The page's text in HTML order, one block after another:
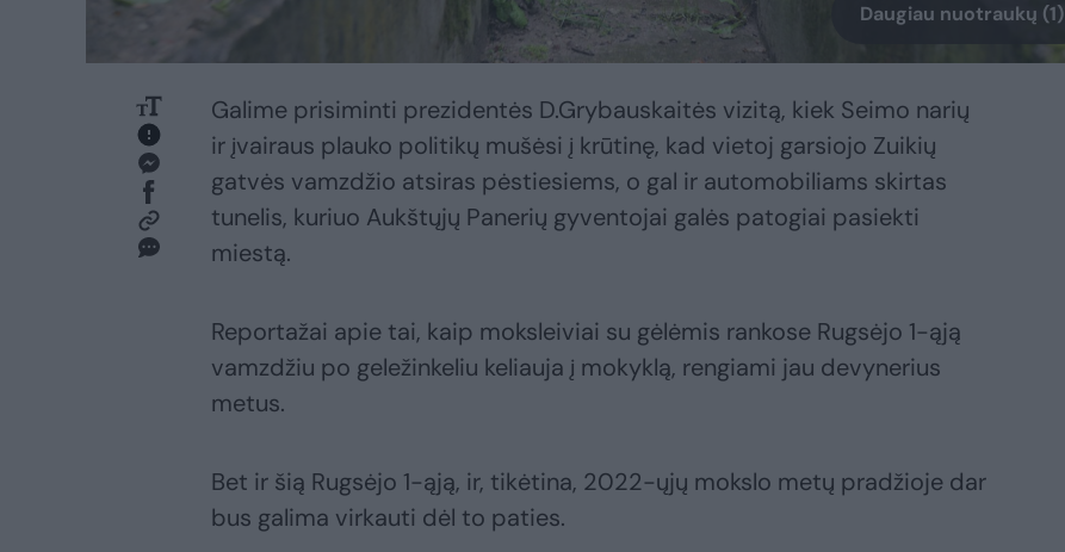
Daugiau nuotraukų (1)
Galime prisiminti prezidentės D.Grybauskaitės vizitą, kiek Seimo narių
ir įvairaus plauko politikų mušėsi į krūtinę, kad vietoj garsiojo Zuikių
gatvės vamzdžio atsiras pėstiesiems, o gal ir automobiliams skirtas
tunelis, kuriuo Aukštųjų Panerių gyventojai galės patogiai pasiekti
miestą.
Reportažai apie tai, kaip moksleiviai su gėlėmis rankose Rugsėjo 1-ąją
vamzdžiu po geležinkeliu keliauja į mokyklą, rengiami jau devynerius
metus.
Bet ir šią Rugsėjo 1-ąją, ir, tikėtina, 2022-ųjų mokslo metų pradžioje dar
bus galima virkauti dėl to paties.